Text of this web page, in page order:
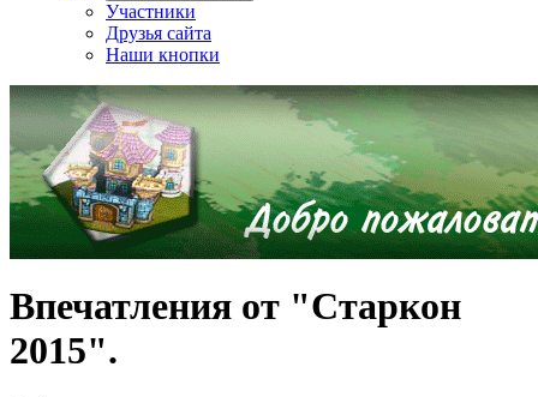
Участники
Друзья сайта
Наши кнопки
Впечатления от "Старкон
2015".